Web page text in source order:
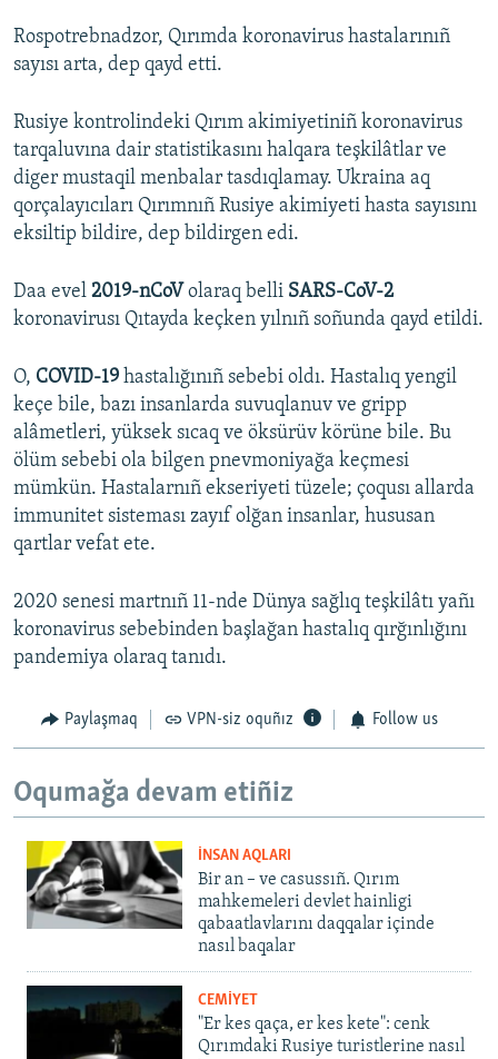
Rospotrebnadzor, Qırımda koronavirus hastalarınıñ
sayısı arta, dep qayd etti.
Rusiye kontrolindeki Qırım akimiyetiniñ koronavirus
tarqaluvına dair statistikasını halqara teşkilâtlar ve
diger mustaqil menbalar tasdıqlamay. Ukraina aq
qorçalayıcıları Qırımnıñ Rusiye akimiyeti hasta sayısını
eksiltip bildire, dep bildirgen edi.
Daa evel 2019-nCoV olaraq belli SARS-CoV-2
koronavirusı Qıtayda keçken yılnıñ soñunda qayd etildi.
O, COVID-19 hastalığınıñ sebebi oldı. Hastalıq yengil
keçe bile, bazı insanlarda suvuqlanuv ve gripp
alâmetleri, yüksek sıcaq ve öksürüv körüne bile. Bu
ölüm sebebi ola bilgen pnevmoniyağa keçmesi
mümkün. Hastalarnıñ ekseriyeti tüzele; çoqusı allarda
immunitet sisteması zayıf olğan insanlar, hususan
qartlar vefat ete.
2020 senesi martnıñ 11-nde Dünya sağlıq teşkilâtı yañı
koronavirus sebebinden başlağan hastalıq qırğınlığını
pandemiya olaraq tanıdı.
Paylaşmaq VPN-siz oquñız Follow us
Oqumağa devam etiñiz
İNSAN AQLARI
Bir an – ve casussıñ. Qırım
mahkemeleri devlet hainligi
qabaatlavlarını daqqalar içinde
nasıl baqalar
CEMİYET
"Er kes qaça, er kes kete": cenk
Qırımdaki Rusiye turistlerine nasıl